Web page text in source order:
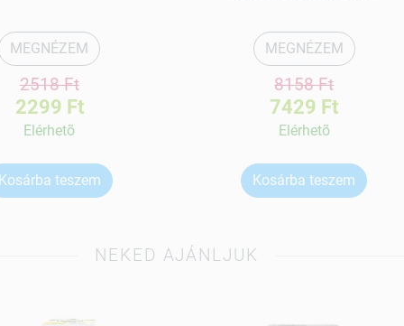
MEGNÉZEM
2518 Ft
2299 Ft
Elérhetõ
Kosárba teszem
MEGNÉZEM
8158 Ft
7429 Ft
Elérhetõ
Kosárba teszem
NEKED AJÁNLJUK